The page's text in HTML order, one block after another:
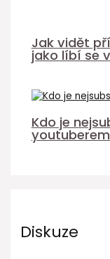
Jak vidět
jako líbí se
Kdo je
Diskuze